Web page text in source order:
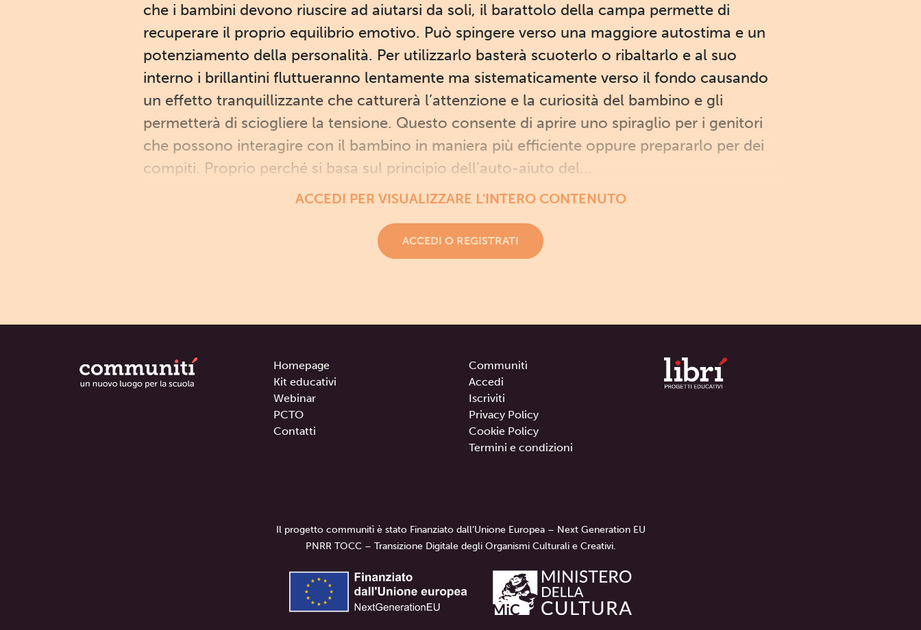
che i bambini devono riuscire ad aiutarsi da soli, il barattolo della campa permette di
recuperare il proprio equilibrio emotivo. Può spingere verso una maggiore autostima e un
potenziamento della personalità. Per utilizzarlo basterà scuoterlo o ribaltarlo e al suo
interno i brillantini fluttueranno lentamente ma sistematicamente verso il fondo causando
un effetto tranquillizzante che catturerà l’attenzione e la curiosità del bambino e gli
permetterà di sciogliere la tensione. Questo consente di aprire uno spiraglio per i genitori
che possono interagire con il bambino in maniera più efficiente oppure prepararlo per dei
compiti. Proprio perché si basa sul principio dell’auto-aiuto del...
ACCEDI PER VISUALIZZARE L'INTERO CONTENUTO
ACCEDI O REGISTRATI
Homepage
Kit educativi
Webinar
PCTO
Contatti
Communitì
Accedi
Iscriviti
Privacy Policy
Cookie Policy
Termini e condizioni
Il progetto communitì è stato Finanziato dall’Unione Europea – Next Generation EU
PNRR TOCC – Transizione Digitale degli Organismi Culturali e Creativi.